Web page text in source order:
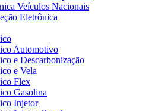
Veículos Nacionais
Eletrônica
Automotivo
e Descarbonização
e Vela
Flex
Gasolina
Injetor